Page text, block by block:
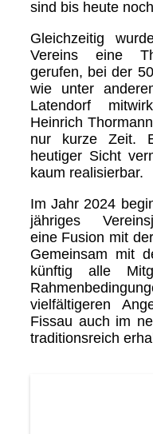
sind bis heute
Gleichzeitig
Vereins eine
gerufen, bei der
wie unter
Latendorf
Heinrich
nur kurze Zeit.
heutiger Sicht
kaum realisierbar.
Im Jahr 2024
jähriges
eine Fusion mit
Gemeinsam mit
künftig alle
vielfältigeren
Fissau auch im
traditionsreich